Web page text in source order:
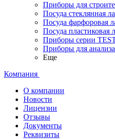
Приборы для
Посуда стеклянная
Посуда фарфоровая
Посуда пластиковая
Приборы серии
Приборы для
Еще
Компания
О компании
Новости
Лицензии
Отзывы
Документы
Реквизиты